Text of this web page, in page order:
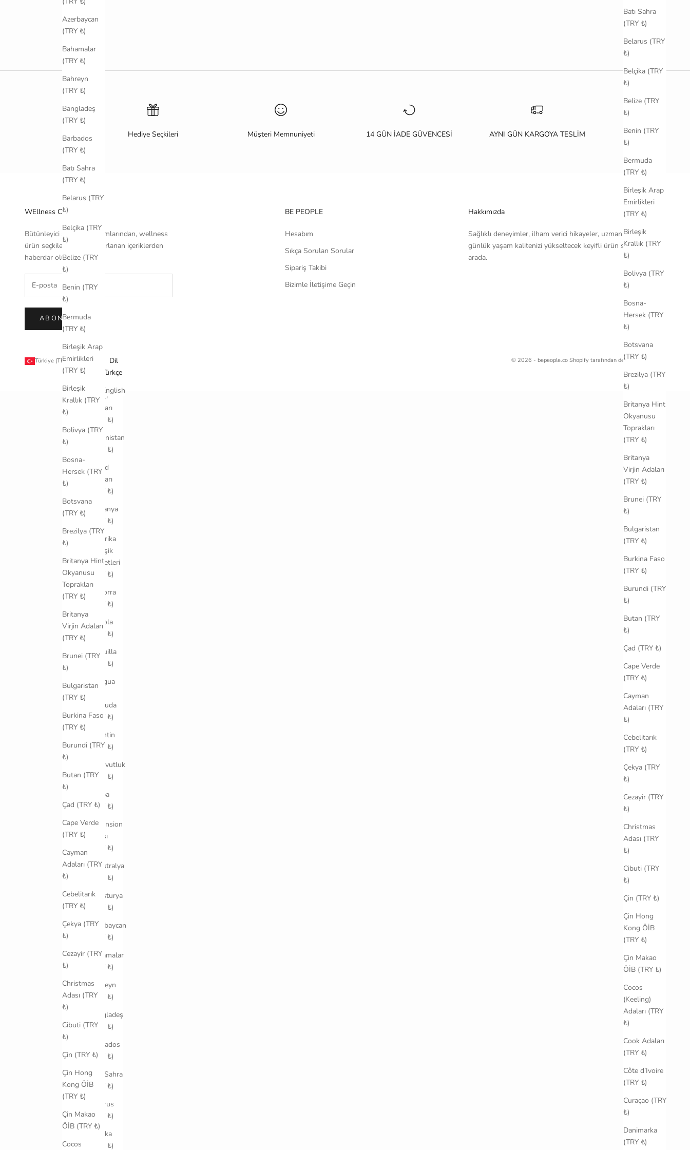
Batı Sahra
(TRY ₺)
Belarus (TRY
₺)
Belçika (TRY
₺)
Belize (TRY
₺)
Benin (TRY
₺)
Bermuda
(TRY ₺)
Birleşik Arap
Emirlikleri
(TRY ₺)
Birleşik
Krallık (TRY
₺)
Bolivya (TRY
₺)
Bosna-
Hersek (TRY
₺)
Botsvana
(TRY ₺)
Brezilya (TRY
₺)
Britanya Hint
Okyanusu
Toprakları
(TRY ₺)
Britanya
Virjin Adaları
(TRY ₺)
Brunei (TRY
₺)
Bulgaristan
(TRY ₺)
Burkina Faso
(TRY ₺)
Burundi (TRY
₺)
Butan (TRY
₺)
Çad (TRY ₺)
Cape Verde
(TRY ₺)
Cayman
Adaları (TRY
₺)
Cebelitarık
(TRY ₺)
Çekya (TRY
₺)
Cezayir (TRY
₺)
Christmas
Adası (TRY
₺)
Cibuti (TRY
₺)
Çin (TRY ₺)
Çin Hong
Kong ÖİB
(TRY ₺)
Çin Makao
ÖİB (TRY ₺)
Cocos
(Keeling)
Adaları (TRY
₺)
Cook Adaları
(TRY ₺)
Côte d’Ivoire
(TRY ₺)
Curaçao (TRY
₺)
Danimarka
(TRY ₺)
Azerbaycan
(TRY ₺)
Bahamalar
(TRY ₺)
Bahreyn
(TRY ₺)
Bangladeş
(TRY ₺)
Barbados
(TRY ₺)
Batı Sahra
(TRY ₺)
Belarus (TRY
₺)
Belçika (TRY
₺)
Belize (TRY
₺)
Benin (TRY
₺)
Bermuda
(TRY ₺)
Birleşik Arap
Emirlikleri
(TRY ₺)
Birleşik
Krallık (TRY
₺)
Bolivya (TRY
₺)
Bosna-
Hersek (TRY
₺)
Botsvana
(TRY ₺)
Brezilya (TRY
₺)
Britanya Hint
Okyanusu
Toprakları
(TRY ₺)
Britanya
Virjin Adaları
(TRY ₺)
Brunei (TRY
₺)
Bulgaristan
(TRY ₺)
Burkina Faso
(TRY ₺)
Burundi (TRY
₺)
Butan (TRY
₺)
Çad (TRY ₺)
Cape Verde
(TRY ₺)
Cayman
Adaları (TRY
₺)
Cebelitarık
(TRY ₺)
Çekya (TRY
₺)
Cezayir (TRY
₺)
Christmas
Adası (TRY
₺)
Cibuti (TRY
₺)
Çin (TRY ₺)
Çin Hong
Kong ÖİB
(TRY ₺)
Çin Makao
ÖİB (TRY ₺)
Cocos
Hediye Seçkileri Müşteri Memnuniyeti 14 GÜN İADE GÜVENCESİ AYNI GÜN KARGOYA TESLİM
WEllness Communıty
Bütünleyici sağlık yaklaşımlarından, wellness
ürün seçkileriyle özel hazırlanan içeriklerden
haberdar olun.
ABONE OL
BE PEOPLE
Hesabım
Sıkça Sorulan Sorular
Sipariş Takibi
Bizimle İletişime Geçin
Hakkımızda
Sağlıklı deneyimler, ilham verici hikayeler, uzman tavsiyeleri ve
günlük yaşam kalitenizi yükseltecek keyifli ürün seçkileri bir
arada.
Türkiye (TRY ₺)
Harici
Adaları
(TRY ₺)
Afganistan
(TRY ₺)
Åland
Adaları
(TRY ₺)
Almanya
(TRY ₺)
Amerika
Birleşik
Devletleri
(TRY ₺)
Andorra
(TRY ₺)
Angola
(TRY ₺)
Anguilla
(TRY ₺)
Antigua
Barbuda
(TRY ₺)
Arjantin
(TRY ₺)
Arnavutluk
(TRY ₺)
Aruba
(TRY ₺)
Ascension
Adası
(TRY ₺)
Avustralya
(TRY ₺)
Avusturya
(TRY ₺)
Azerbaycan
(TRY ₺)
Bahamalar
(TRY ₺)
Bahreyn
(TRY ₺)
Bangladeş
(TRY ₺)
Barbados
(TRY ₺)
Batı Sahra
(TRY ₺)
Belarus
(TRY ₺)
Belçika
(TRY ₺)
Türkçe
Dil
Türkçe
English
© 2026 - bepeople.co Shopify tarafından desteklenmektedir